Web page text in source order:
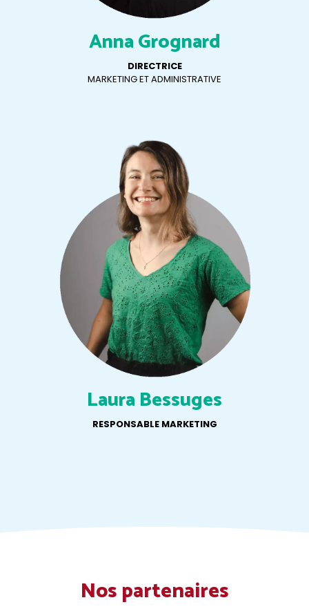
Anna Grognard
DIRECTRICE
MARKETING ET ADMINISTRATIVE
Laura Bessuges
RESPONSABLE MARKETING
Nos partenaires